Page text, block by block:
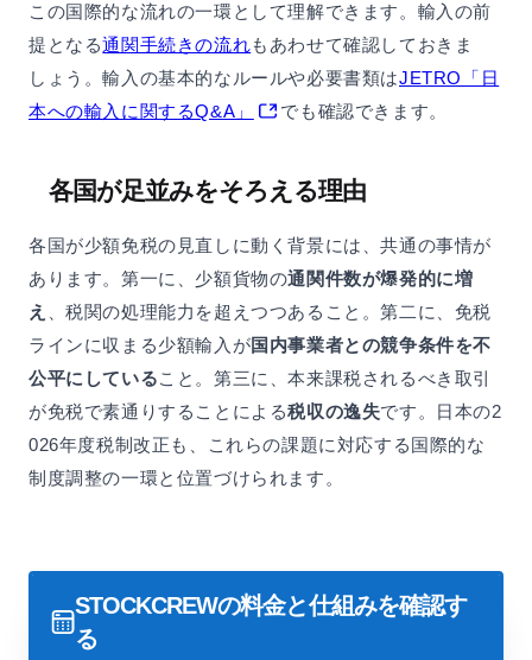
この国際的な流れの一環として理解できます。輸入の前
提となる通関手続きの流れもあわせて確認しておきま
しょう。輸入の基本的なルールや必要書類はJETRO「日
本への輸入に関するQ&A」
でも確認できます。
各国が足並みをそろえる理由
各国が少額免税の見直しに動く背景には、共通の事情が
あります。第一に、少額貨物の通関件数が爆発的に増
え
、税関の処理能力を超えつつあること。第二に、免税
ラインに収まる少額輸入が国内事業者との競争条件を不
公平にしていること。第三に、本来課税されるべき取引
が免税で素通りすることによる税収の逸失です。日本の2
026年度税制改正も、これらの課題に対応する国際的な
制度調整の一環と位置づけられます。
STOCKCREWの料金と仕組みを確認す
る